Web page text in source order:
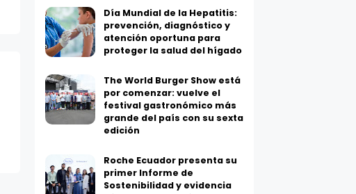
Día Mundial de la Hepatitis:
prevención, diagnóstico y
atención oportuna para
proteger la salud del hígado
The World Burger Show está
por comenzar: vuelve el
festival gastronómico más
grande del país con su sexta
edición
Roche Ecuador presenta su
primer Informe de
Sostenibilidad y evidencia